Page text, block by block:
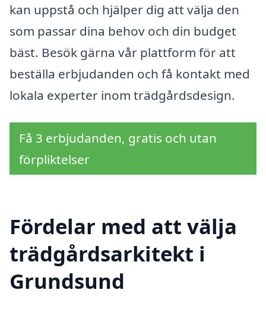
kan uppstå och hjälper dig att välja den
som passar dina behov och din budget
bäst. Besök gärna vår plattform för att
beställa erbjudanden och få kontakt med
lokala experter inom trädgårdsdesign.
Få 3 erbjudanden, gratis och utan
förpliktelser
Fördelar med att välja
trädgårdsarkitekt i
Grundsund